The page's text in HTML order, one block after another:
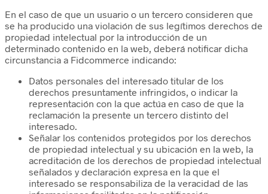
En el caso de que un usuario o un tercero consideren que
se ha producido una violación de sus legítimos derechos de
propiedad intelectual por la introducción de un
determinado contenido en la web, deberá notificar dicha
circunstancia a Fidcommerce indicando:
Datos personales del interesado titular de los
derechos presuntamente infringidos, o indicar la
representación con la que actúa en caso de que la
reclamación la presente un tercero distinto del
interesado.
Señalar los contenidos protegidos por los derechos
de propiedad intelectual y su ubicación en la web, la
acreditación de los derechos de propiedad intelectual
señalados y declaración expresa en la que el
interesado se responsabiliza de la veracidad de las